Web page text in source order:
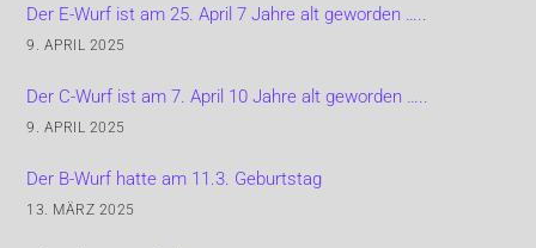
Der E-Wurf ist am 25. April 7 Jahre alt geworden …..
9. APRIL 2025
Der C-Wurf ist am 7. April 10 Jahre alt geworden …..
9. APRIL 2025
Der B-Wurf hatte am 11.3. Geburtstag
13. MÄRZ 2025